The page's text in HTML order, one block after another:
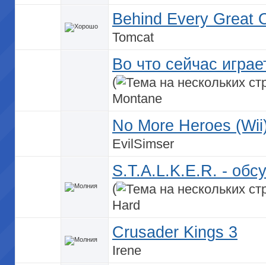
Behind Every Great
Tomcat
Во что сейчас
(
Montane
No More Heroes
EvilSimser
S.T.A.L.K.E.R. -
(
Hard
Crusader Kings 3
Irene